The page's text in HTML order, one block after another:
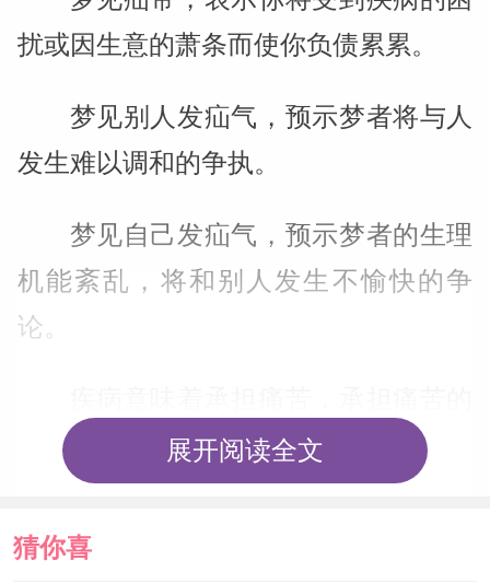
扰或因生意的萧条而使你负债累累。
梦见别人发疝气，预示梦者将与人
发生难以调和的争执。
梦见自己发疝气，预示梦者的生理
机能紊乱，将和别人发生不愉快的争
论。
能力越强，身体就越健康，所以生病表
示健康，梦见自己病了，意味着身体健
壮。
展开阅读全文
猜你喜